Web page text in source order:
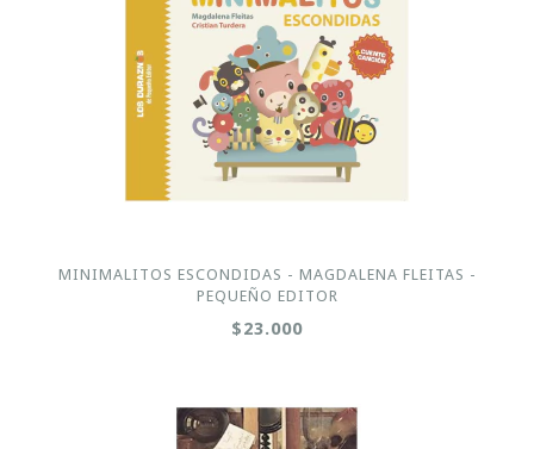
MINIMALITOS ESCONDIDAS - MAGDALENA FLEITAS -
PEQUEÑO EDITOR
$23.000